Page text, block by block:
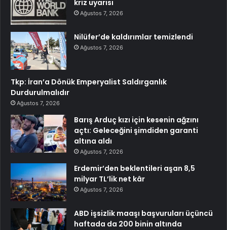
kriz uyarısı
Ağustos 7, 2026
Nilüfer’de kaldırımlar temizlendi
Ağustos 7, 2026
Tkp: İran’a Dönük Emperyalist Saldırganlık
Durdurulmalıdır
Ağustos 7, 2026
Barış Arduç kızı için kesenin ağzını
açtı: Geleceğini şimdiden garanti
altına aldı
Ağustos 7, 2026
Erdemir’den beklentileri aşan 8,5
milyar TL’lik net kâr
Ağustos 7, 2026
ABD işsizlik maaşı başvuruları üçüncü
haftada da 200 binin altında